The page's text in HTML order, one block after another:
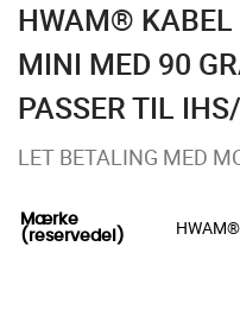
HWAM® KABEL
MINI MED 90
PASSER TIL
LET BETALING MED
Mærke
(reservedel)
HWAM®